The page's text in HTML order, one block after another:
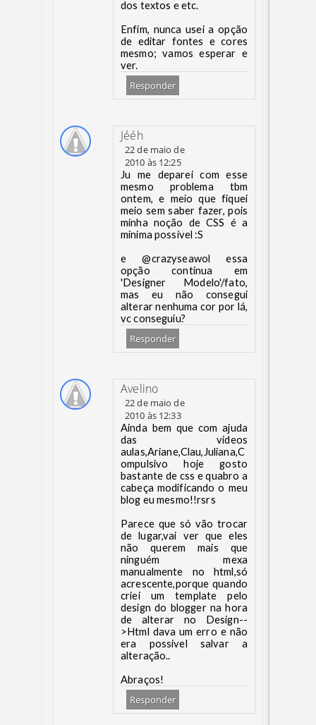
dos textos e etc.
Enfim, nunca usei a opção
de editar fontes e cores
mesmo; vamos esperar e
ver.
Responder
Jééh
22 de maio de
2010 às 12:25
Ju me deparei com esse
mesmo problema tbm
ontem, e meio que fiquei
meio sem saber fazer, pois
minha noção de CSS é a
minima possível :S
e @crazyseawol essa
opção continua em
'Designer Modelo'/fato,
mas eu não consegui
alterar nenhuma cor por lá,
vc conseguiu?
Responder
Avelino
22 de maio de
2010 às 12:33
Ainda bem que com ajuda
das videos
aulas,Ariane,Clau,Juliana,C
ompulsivo hoje gosto
bastante de css e quabro a
cabeça modificando o meu
blog eu mesmo!!rsrs
Parece que só vão trocar
de lugar,vai ver que eles
não querem mais que
ninguém mexa
manualmente no html,só
acrescente,porque quando
criei um template pelo
design do blogger na hora
de alterar no Design--
>Html dava um erro e não
era possivel salvar a
alteração..
Abraços!
Responder